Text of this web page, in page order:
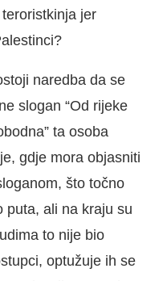
jer
naredba da se
slogan “Od rijeke
ta osoba
gdje mora objasniti
što točno
puta, ali na kraju su
to nije bio
optužuje ih se